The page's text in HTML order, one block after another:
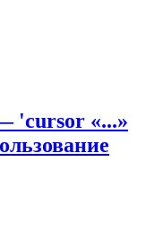
'cursor «...»